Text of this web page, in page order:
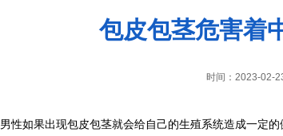
包皮包茎危害着
时间：2023-02-
男性如果出现包皮包茎就会给自己的生殖系统造成一定